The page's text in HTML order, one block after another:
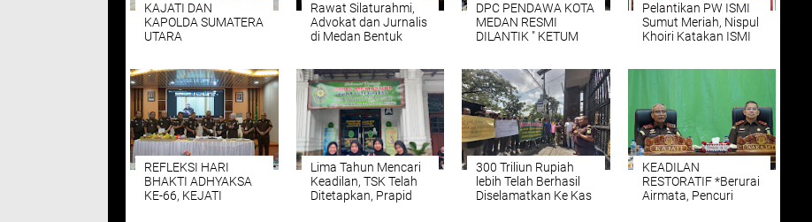
KAJATI DAN
KAPOLDA SUMATERA
UTARA
Rawat Silaturahmi,
Advokat dan Jurnalis
di Medan Bentuk
Profesionalisme
DPC PENDAWA KOTA
MEDAN RESMI
DILANTIK " KETUM
RIDWAN NAIBAHO
.SH UCAPKAN
SELAMAT DAN
SUCCES
Pelantikan PW ISMI
Sumut Meriah, Nispul
Khoiri Katakan ISMI
REFLEKSI HARI
BHAKTI ADHYAKSA
KE-66, KEJATI
Lima Tahun Mencari
Keadilan, TSK Telah
Ditetapkan, Prapid
300 Triliun Rupiah
lebih Telah Berhasil
Diselamatkan Ke Kas
KEADILAN
RESTORATIF *Berurai
Airmata, Pencuri